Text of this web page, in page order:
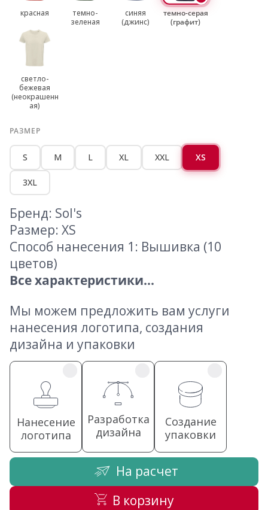
красная
темно-
зеленая
синяя
(джинс)
темно-серая
(графит)
светло-
бежевая
(неокрашенн
ая)
РАЗМЕР
S M L XL XXL XS
3XL
Бренд: Sol's
Размер: XS
Способ нанесения 1: Вышивка (10
цветов)
Все характеристики...
Мы можем предложить вам услуги
нанесения логотипа, создания
дизайна и упаковки
Нанесение
логотипа
Разработка
дизайна
Создание
упаковки
На расчет
В корзину